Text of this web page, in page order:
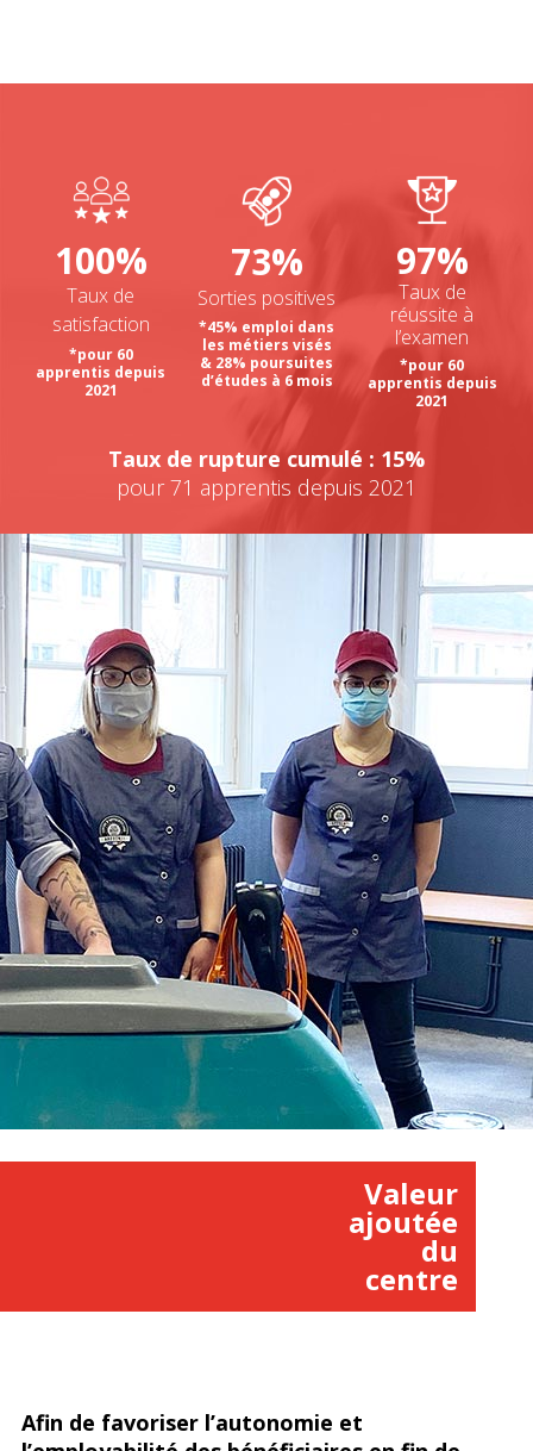
100%
Taux de
satisfaction
*pour 60
apprentis depuis
2021
73%
Sorties positives
*45% emploi dans
les métiers visés
& 28% poursuites
d’études à 6 mois
97%
Taux de
réussite à
l’examen
*pour 60
apprentis depuis
2021
Taux de rupture cumulé : 15%
pour 71 apprentis depuis 2021
Valeur
ajoutée
du
centre
Afin de favoriser l’autonomie et